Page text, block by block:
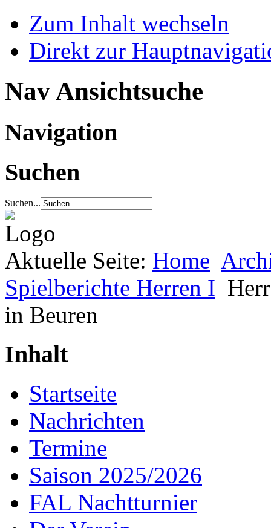
Zum Inhalt wechseln
Direkt zur
Nav Ansichtsuche
Navigation
Suchen
Suchen...
Aktuelle Seite: Home
Spielberichte Herren I
in Beuren
Inhalt
Startseite
Nachrichten
Termine
Saison 2025/2026
FAL Nachtturnier